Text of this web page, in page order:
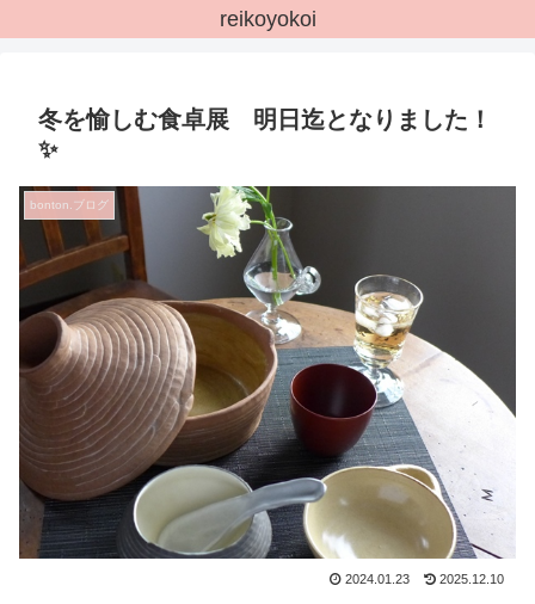
reikoyokoi
冬を愉しむ食卓展 明日迄となりました！
✨
bonton.ブログ
2024.01.23 2025.12.10